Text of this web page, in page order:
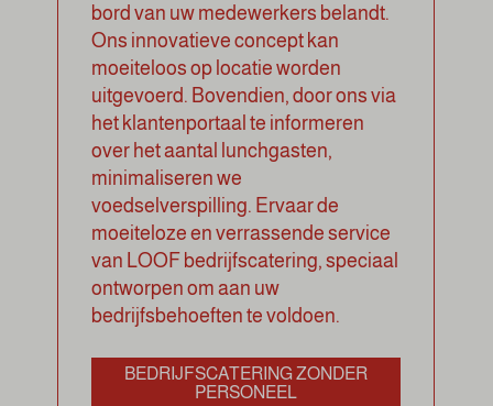
bord van uw medewerkers belandt.
Ons innovatieve concept kan
moeiteloos op locatie worden
uitgevoerd. Bovendien, door ons via
het klantenportaal te informeren
over het aantal lunchgasten,
minimaliseren we
voedselverspilling. Ervaar de
moeiteloze en verrassende service
van LOOF bedrijfscatering, speciaal
ontworpen om aan uw
bedrijfsbehoeften te voldoen.
BEDRIJFSCATERING ZONDER
PERSONEEL